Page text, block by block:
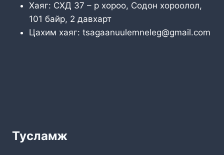
Хаяг: СХД 37 – р хороо, Содон хороолол,
101 байр, 2 давхарт
Цахим хаяг: tsagaanuulemneleg@gmail.com
Тусламж